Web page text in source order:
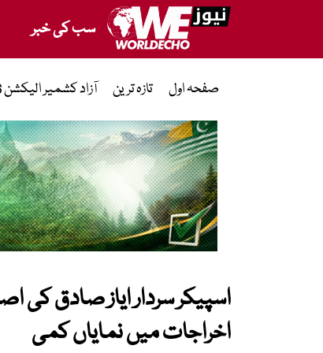
سب کی خبر
صفحہ اول تازہ ترین آزاد کشمیر الیکشن 2026
اسپیکر سردار ایاز صادق کی
اخراجات میں نمایاں کمی